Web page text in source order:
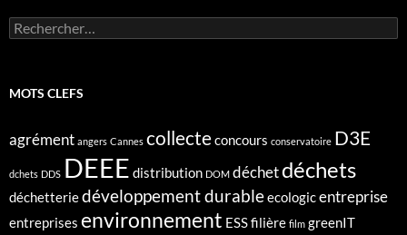
Rechercher :
MOTS CLEFS
agrément angers Cannes collecteconcours conservatoire D3E
dchets DDS DEEE distribution DOM déchetdéchets
déchetteriedéveloppement durableecologicentreprise
entreprises environnement ESSfilière film greenIT